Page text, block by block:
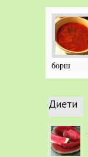
борш
Диети